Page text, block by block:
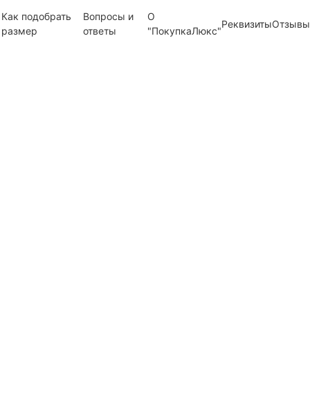
Как подобрать
размер
Вопросы и
ответы
О
"ПокупкаЛюкс"
РеквизитыОтзывы